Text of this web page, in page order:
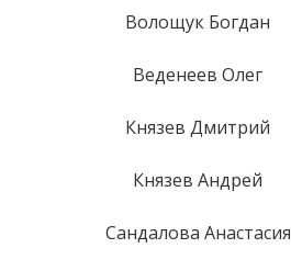
Волощук Богдан
Веденеев Олег
Князев Дмитрий
Князев Андрей
Сандалова Анастасия